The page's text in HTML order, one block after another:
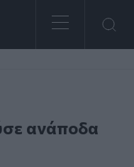
ανάποδα